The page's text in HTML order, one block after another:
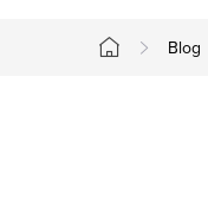
Domů
Blog